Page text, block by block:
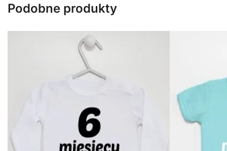
Podobne produkty